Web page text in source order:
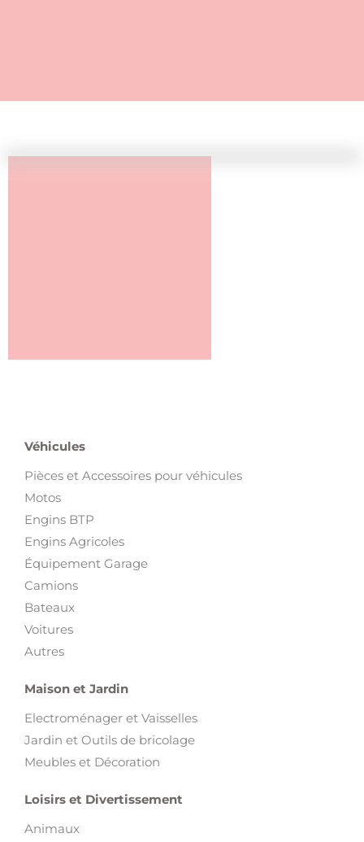
Véhicules
Pièces et Accessoires pour véhicules
Motos
Engins BTP
Engins Agricoles
Équipement Garage
Camions
Bateaux
Voitures
Autres
Maison et Jardin
Electroménager et Vaisselles
Jardin et Outils de bricolage
Meubles et Décoration
Loisirs et Divertissement
Animaux